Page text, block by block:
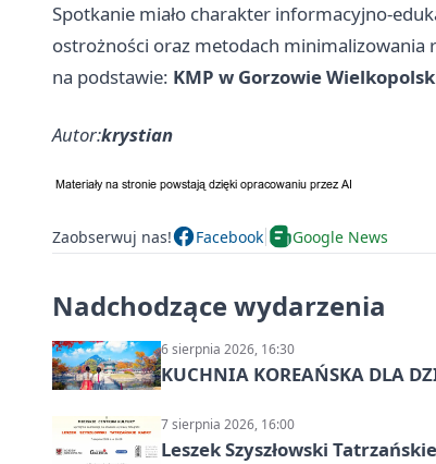
Spotkanie miało charakter informacyjno-
ostrożności oraz metodach minimalizowania
na podstawie: KMP w Gorzowie
Autor:krystian
Zaobserwuj nas! Facebook Google News
Nadchodzące wydarzenia
6 sierpnia 2026, 16:30
KUCHNIA KOREAŃSKA DLA
7 sierpnia 2026, 16:00
Leszek Szyszłowski